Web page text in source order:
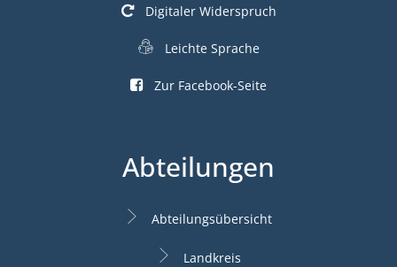
Digitaler Widerspruch
Leichte Sprache
Zur Facebook-Seite
Abteilungen
Abteilungsübersicht
Landkreis